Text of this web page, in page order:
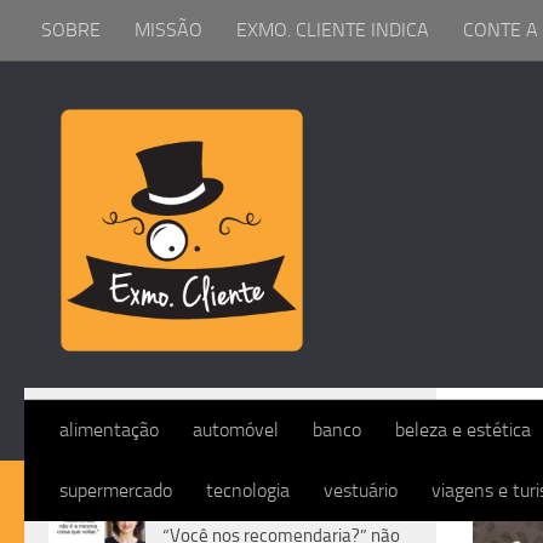
Skip to content
SOBRE MISSÃO EXMO. CLIENTE INDICA CONTE
alimentação automóvel banco beleza e estética
supermercado tecnologia vestuário viagens e
TAG:
“Você nos recomendaria?” não